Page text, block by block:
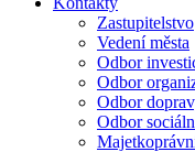
Zastupitelstvo
Vedení města
Odbor
Odbor
Odbor
Odbor